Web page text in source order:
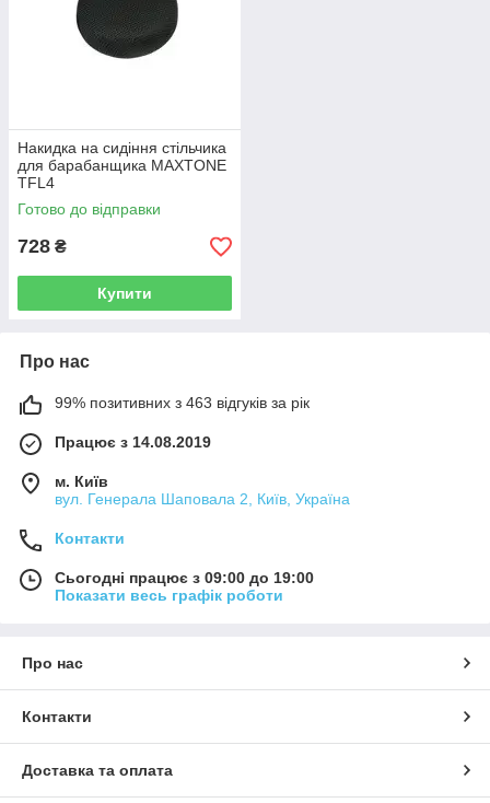
Накидка на сидіння стільчика
для барабанщика MAXTONE
TFL4
Готово до відправки
728 ₴
Купити
Про нас
99% позитивних з 463 відгуків за рік
Працює з 14.08.2019
м. Київ
вул. Генерала Шаповала 2, Київ, Україна
Контакти
Сьогодні працює з 09:00 до 19:00
Показати весь графік роботи
Про нас
Контакти
Доставка та оплата